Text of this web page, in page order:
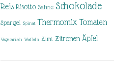
Reis Risotto Sahne Schokolade
Spargel Spinat Thermomix Tomaten
Vegetarisch Waffeln Zimt Zitronen Äpfel